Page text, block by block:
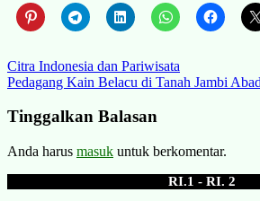
Navigasi
pos
Citra Indonesia dan Pariwisata
Pedagang Kain Belacu di Tanah Jambi
Tinggalkan Balasan
Anda harus masuk untuk berkomentar.
RI.1 - RI. 2